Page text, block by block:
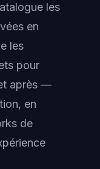
les
en
les
pour
après —
en
de